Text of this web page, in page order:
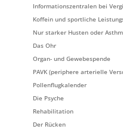
Informationszentralen bei
Koffein und sportliche
Nur starker Husten oder
Das Ohr
Organ- und Gewebespende
PAVK (periphere arterielle
Pollenflugkalender
Die Psyche
Rehabilitation
Der Rücken